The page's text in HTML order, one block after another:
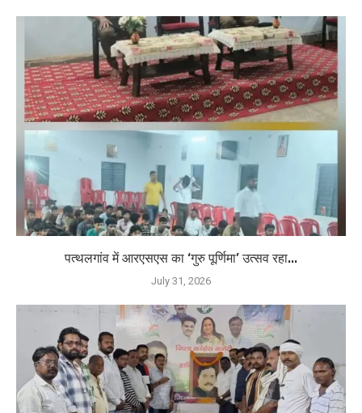
पत्थलगांव में आरएसएस का ‘गुरु पूर्णिमा’ उत्सव रहा...
July 31, 2026